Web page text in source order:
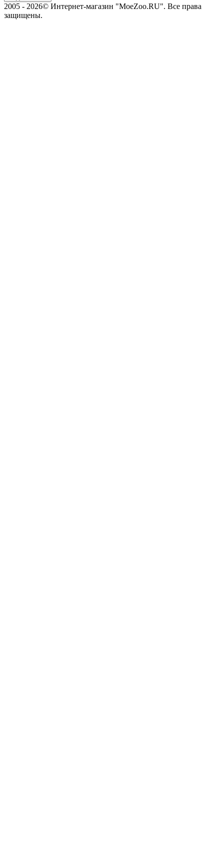
2005 - 2026© Интернет-магазин "MoeZoo.RU". Все права
защищены.